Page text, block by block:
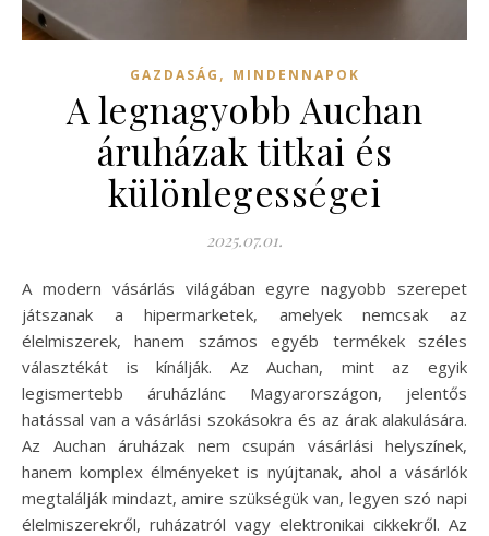
GAZDASÁG , MINDENNAPOK
A legnagyobb Auchan
áruházak titkai és
különlegességei
2025.07.01.
A modern vásárlás világában egyre nagyobb szerepet
játszanak a hipermarketek, amelyek nemcsak az
élelmiszerek, hanem számos egyéb termékek széles
választékát is kínálják. Az Auchan, mint az egyik
legismertebb áruházlánc Magyarországon, jelentős
hatással van a vásárlási szokásokra és az árak alakulására.
Az Auchan áruházak nem csupán vásárlási helyszínek,
hanem komplex élményeket is nyújtanak, ahol a vásárlók
megtalálják mindazt, amire szükségük van, legyen szó napi
élelmiszerekről, ruházatról vagy elektronikai cikkekről. Az